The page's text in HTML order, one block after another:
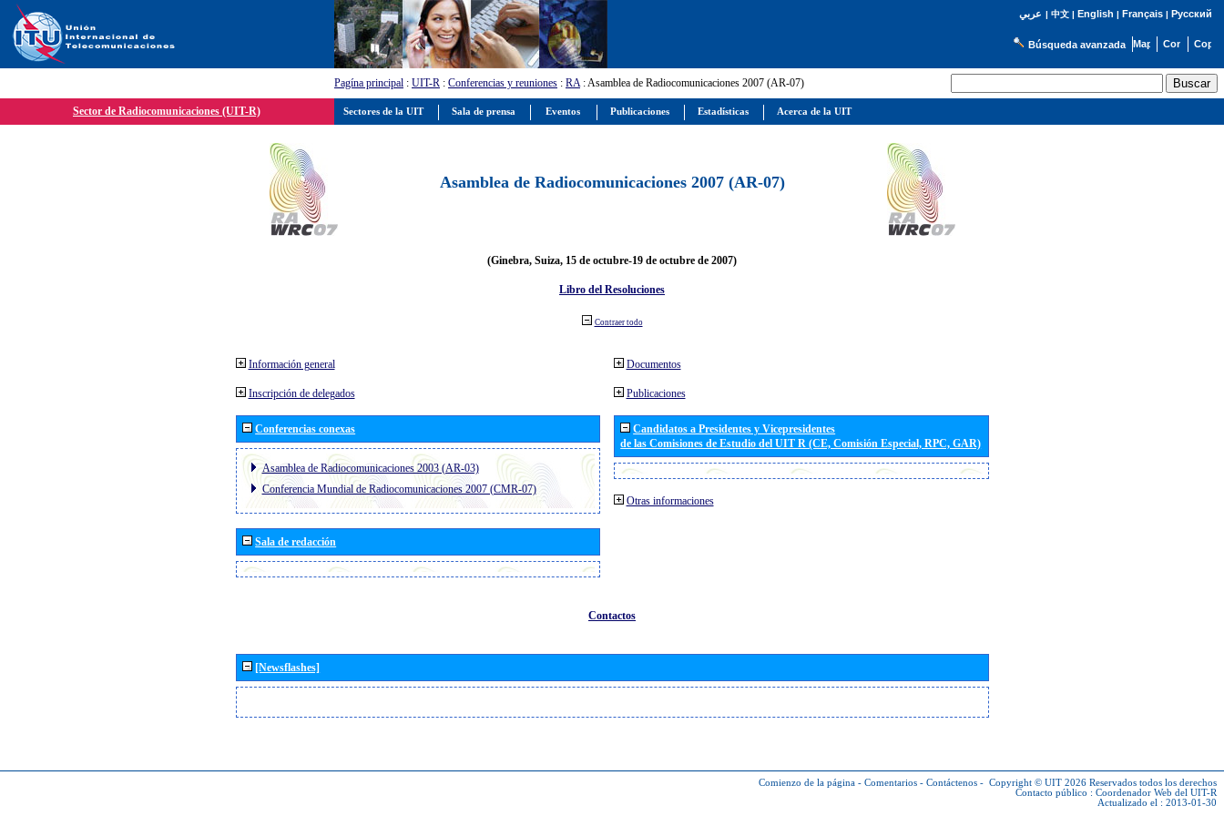
عربي | 中文| English | Français| Русский
Búsqueda avanzada
Pagína principal : UIT-R : Conferencias y reuniones : RA: Asamblea de Radiocomunicaciones 2007 (AR-07)
Sector de Radiocomunicaciones (UIT-R)
Asamblea de Radiocomunicaciones 2007 (AR-07)
(Ginebra, Suiza, 15 de octubre-19 de octubre de 2007)
Libro del Resoluciones
Contraer todo
Información general
Inscripción de delegados
Conferencias conexas
Asamblea de Radiocomunicaciones 2003 (AR-03)
Conferencia Mundial de Radiocomunicaciones 2007 (CMR-07)
Sala de redacción
Documentos
Publicaciones
Candidatos a Presidentes y Vicepresidentes
de las Comisiones de Estudio del UIT R (CE, Comisión Especial, RPC, GAR)
Otras informaciones
Contactos
[Newsflashes]
Comienzo de la página - Comentarios - Contáctenos - Copyright © UIT 2026 Reservados todos los derechos
Contacto público : Coordenador Web del UIT-R
Actualizado el : 2013-01-30
Sectores de la UIT Sala de prensa Eventos Publicaciones Estadísticas Acerca de la UIT